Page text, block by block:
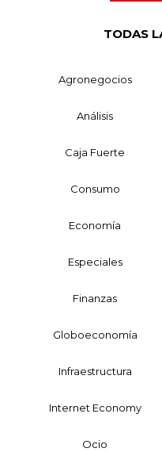
TODAS
Agronegocios
Análisis
Caja Fuerte
Consumo
Economía
Especiales
Finanzas
Globoeconomía
Infraestructura
Internet Economy
Ocio